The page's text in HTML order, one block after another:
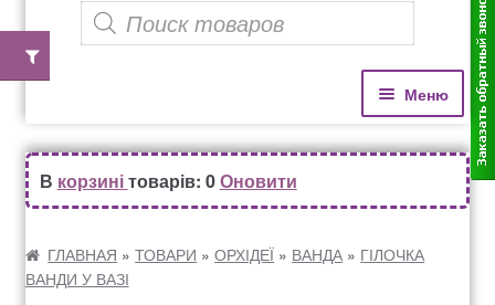
P
r
u
c
s
е
р
е
й
и
д
е
р
е
й
и
д
Меню
Озеленення офісів, бізнес центрів, ресторанів
В корзинітоварів: 0Оновити
ГЛАВНАЯ »ТОВАРИ »ОРХІДЕЇ » ВАНДА » ГІЛОЧКА
ВАНДИ У ВАЗІ